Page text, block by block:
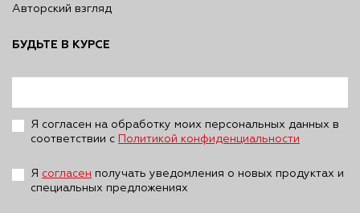
Авторский взгляд
БУДЬТЕ В КУРСЕ
Я согласен на обработку моих персональных данных в
соответствии с
Политикой конфиденциальности
Я согласен получать уведомления о новых продуктах и
специальных предложениях